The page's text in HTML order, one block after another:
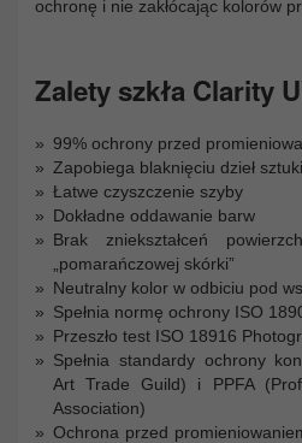
ochronę i nie zakłócając kolorów
Zalety szkła Clarity
99% ochrony przed
Zapobiega blaknięciu dzieł sztuki
Łatwe czyszczenie szyby
Dokładne oddawanie barw
Brak zniekształceń
„pomarańczowej skórki”
Neutralny kolor w odbiciu pod
Spełnia normę ochrony ISO
Przeszło test ISO 18916
Spełnia standardy ochrony
Art Trade Guild) i PPFA
Association)
Ochrona przed